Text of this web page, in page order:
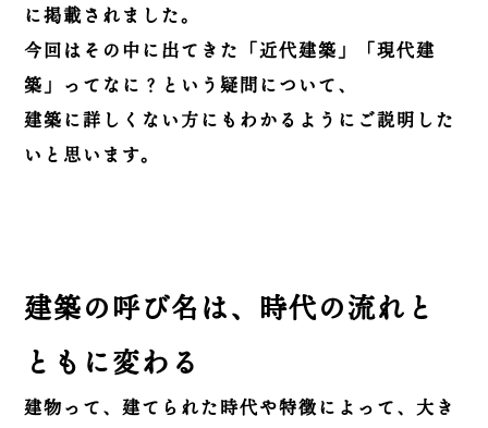
に掲載されました。
今回はその中に出てきた「近代建築」「現代建
築」ってなに？という疑問について、
建築に詳しくない方にもわかるようにご説明した
いと思います。
建築の呼び名は、時代の流れと
ともに変わる
建物って、建てられた時代や特徴によって、大き